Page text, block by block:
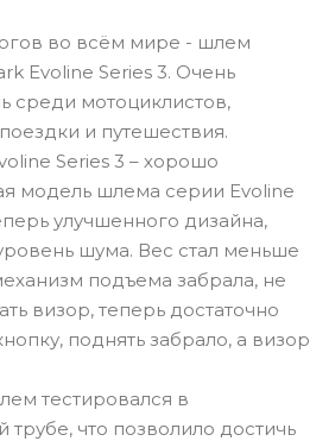
во всём мире - шлем
Evoline Series 3. Очень
среди мотоциклистов,
и путешествия.
Series 3 – хорошо
модель шлема серии Evoline
улучшенного дизайна,
шума. Вес стал меньше
подъема забрала, не
визор, теперь достаточно
поднять забрало, а визор
тестировался в
что позволило достичь